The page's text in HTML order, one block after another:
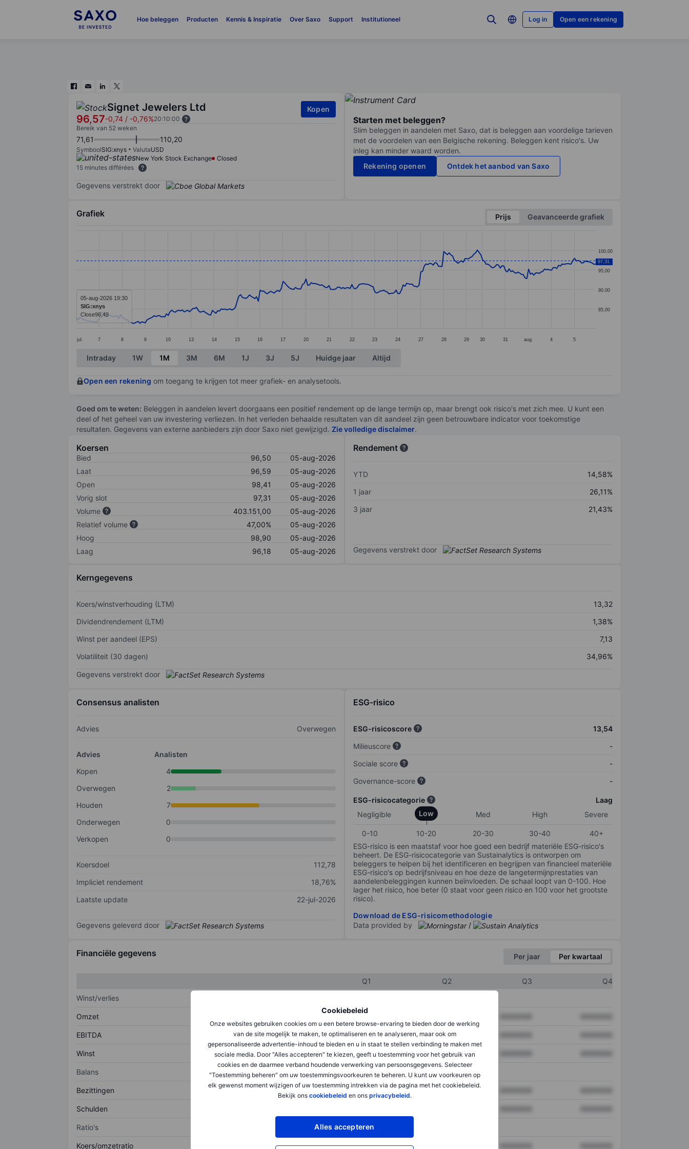
Hoe beleggen Producten Kennis & Inspiratie Over Saxo Support Institutioneel Log in Open een rekening
Cookiebeleid
Onze websites gebruiken cookies om u een betere browse-ervaring te bieden door de werking
van de site mogelijk te maken, te optimaliseren en te analyseren, maar ook om
gepersonaliseerde advertentie-inhoud te bieden en u in staat te stellen verbinding te maken met
sociale media. Door "Alles accepteren" te kiezen, geeft u toestemming voor het gebruik van
cookies en de daarmee verband houdende verwerking van persoonsgegevens. Selecteer
"Toestemming beheren" om uw toestemmingsvoorkeuren te beheren. U kunt uw voorkeuren op
elk gewenst moment wijzigen of uw toestemming intrekken via de pagina met het cookiebeleid.
Bekijk ons cookiebeleid en ons privacybeleid.
Alles accepteren
Signet Jewelers Ltd
96,57-0,74 / -0,76%20:10:00
Kopen
Bereik van 52 weken
71,61 110,20
SymboolSIG:xnys ValutaUSD
New York Stock Exchange
Closed
15 minutes différées
Gegevens verstrekt door
Starten met beleggen?
Slim beleggen in aandelen met Saxo, dat is beleggen aan voordelige tarieven
met de voordelen van een Belgische rekening. Beleggen kent risico's. Uw
inleg kan minder waard worden.
Rekening openen
Ontdek het aanbod van Saxo
Grafiek Prijs
Geavanceerde grafiek
The chart has 1 Y axis displaying values. Data ranges from 81.27 to 100.07.
jul. 7 8 9 10 13 14 15 16 17 20 21 22 23 24 27 28 29 30 31 aug. 4 5
85,00
90,00
95,00
100,00
97,31
05-aug-2026 19:30
SIG:xnys
Close96,49
End of interactive chart.
Intraday 1W 1M 3M 6M 1J 3J 5J Huidge jaar Altijd
Open een rekening om toegang te krijgen tot meer grafiek- en analysetools.
Goed om te weten: Beleggen in aandelen levert doorgaans een positief rendement op de lange termijn op, maar brengt ook risico's met zich mee. U kunt een
deel of het geheel van uw investering verliezen. In het verleden behaalde resultaten van dit aandeel zijn geen betrouwbare indicator voor toekomstige
resultaten. Gegevens van externe aanbieders zijn door Saxo niet gewijzigd. Zie volledige disclaimer.
Koersen
Bied 96,50
05-aug-2026
Laat
96,59
05-aug-2026
Open
98,41
05-aug-2026
Vorig slot
97,31
05-aug-2026
Volume
403.151,00
05-aug-2026
Relatief volume
47,00%
05-aug-2026
Hoog
98,90
05-aug-2026
Laag
96,18 05-aug-2026
Rendement
YTD
14,58%
1 jaar
26,11%
3 jaar
21,43%
Gegevens verstrekt door
Kerngegevens
Koers/winstverhouding (LTM)
13,32
Dividendrendement (LTM)
1,38%
Winst per aandeel (EPS)
7,13
Volatiliteit (30 dagen)
34,96%
Gegevens verstrekt door
Consensus analisten
Advies Overwegen
Advies
Analisten
Kopen
4
Overwegen
2
Houden
7
Onderwegen
0
Verkopen
0
Koersdoel
112,78
Impliciet rendement
18,76%
Laatste update
22-jul-2026
Gegevens geleverd door
ESG-risico
ESG-risicoscore
13,54
Milieuscore
-
Sociale score
-
Governance-score
-
ESG-risicocategorie
Laag
Negligible
Low Med High Severe
0-10 10-20 20-30 30-40
40+
ESG-risico is een maatstaf voor hoe goed een bedrijf materiële ESG-risico's
beheert. De ESG-risicocategorie van Sustainalytics is ontworpen om
beleggers te helpen bij het identificeren en begrijpen van financieel materiële
ESG-risico's op bedrijfsniveau en hoe deze de langetermijnprestaties van
aandelenbeleggingen kunnen beïnvloeden. De schaal loopt van 0-100. Hoe
lager het risico, hoe beter (0 staat voor geen risico en 100 voor het grootste
risico).
Download de ESG-risicomethodologie
Data provided by
/
Financiële gegevens Per jaar Per kwartaal
Q1 Q2 Q3
Q4
Winst/verlies
Omzet XXXXXXX
EBITDA XXXXXXX XXXXXXX
Winst XXXXXXX XXXXXXX
Balans
Bezittingen XXXXXXX XXXXXXX
Schulden
Ratio's
Koers/omzetratio XXXXXXX